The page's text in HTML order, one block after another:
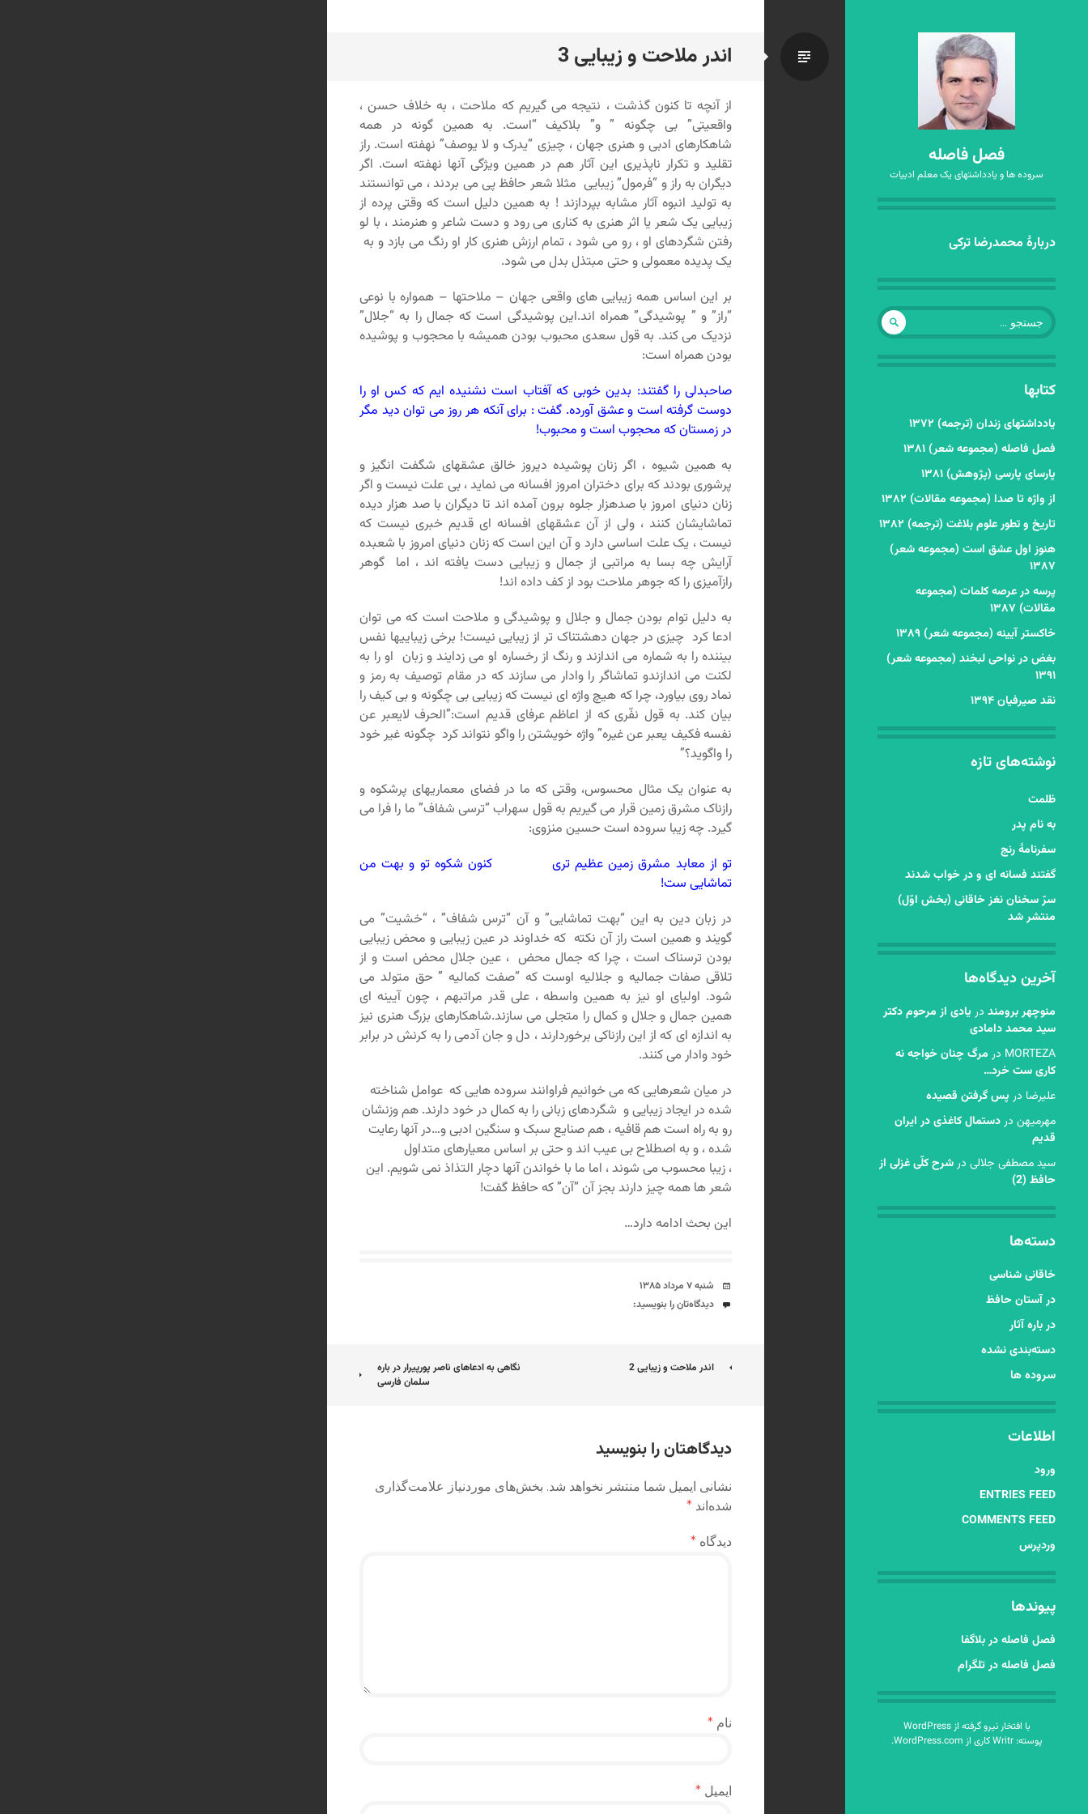
فصل فاصله
سروده ها و یادداشتهای یک معلم ادبیات
رفتن
نوشته‌ها
دربارهٔ محمدرضا ترکی
جستجو
برای:
کتابها
یادداشتهای زندان (ترجمه) ۱۳۷۲
فصل فاصله (مجموعه شعر) ۱۳۸۱
پارسای پارسی (پژوهش) ۱۳۸۱
از واژه تا صدا (مجموعه مقالات) ۱۳۸۲
تاریخ و تطور علوم بلاغت (ترجمه) ۱۳۸۲
هنوز اول عشق است (مجموعه شعر)
۱۳۸۷
پرسه در عرصه کلمات (مجموعه
مقالات) ۱۳۸۷
خاکستر آیینه (مجموعه شعر) ۱۳۸۹
بغض در نواحی لبخند (مجموعه شعر)
۱۳۹۱
نقد صیرفیان ۱۳۹۴
نوشته‌های تازه
ظلمت
به نام پدر
سفرنامۀ رنج
گفتند فسانه ای و در خواب شدند
سرّ سخنان نغز خاقانی (بخش اوّل)
منتشر شد
آخرین دیدگاه‌ها
منوچهر برومند در یادی از مرحوم دکتر
سید محمد دامادی
MORTEZA در مرگ چنان خواجه نه
کاری ست خرد…
عليرضا در پس گرفتن قصیده
مهرمیهن دردستمال کاغذی در ایران
قدیم
سید مصطفی جلالی درشرح کلّی غزلی از
حافظ (2)
دسته‌ها
خاقانی شناسی
در آستان حافظ
در باره آثار
دسته‌بندی نشده
سروده ها
اطلاعات
ورود
ENTRIES FEED
COMMENTS FEED
وردپرس
پیوندها
فصل فاصله در بلاگفا
فصل فاصله در تلگرام
با افتخار نیرو گرفته از WordPress
پوسته: Writr کاری از
WordPress.com
.
اندر ملاحت و زیبایی 3استاندارد
از آنچه تا کنون گذشت ، نتیجه می گیریم که ملاحت ، به خلاف حسن ،
واقعیتی” بی چگونه ” و” بلاکیف “است. به همین گونه در همه
شاهکارهای ادبی و هنری جهان ، چیزی “یدرک و لا یوصف” نهفته است. راز
تقلید و تکرار ناپذیری این آثار هم در همین ویژگی آنها نهفته است. اگر
دیگران به راز و “فرمول” زیبایی مثلا شعر حافظ پی می بردند ، می توانستند
به تولید انبوه آثار مشابه بپردازند ! به همین دلیل است که وقتی پرده از
زیبایی یک شعر یا اثر هنری به کناری می رود و دست شاعر و هنرمند ، با لو
رفتن شگردهای او ، رو می شود ، تمام ارزش هنری کار او رنگ می بازد و به
یک پدیده معمولی و حتی مبتذل بدل می شود.
بر این اساس همه زیبایی های واقعی جهان – ملاحتها – همواره با نوعی
“راز” و ” پوشیدگی” همراه اند.این پوشیدگی است که جمال را به “جلال”
نزدیک می کند. به قول سعدی محبوب بودن همیشه با محجوب و پوشیده
بودن همراه است:
صاحبدلی را گفتند: بدین خوبی که آفتاب است نشنیده ایم که کس او را
دوست گرفته است و عشق آورده. گفت : برای آنکه هر روز می توان دید مگر
در زمستان که محجوب است و محبوب!
به همین شیوه ، اگر زنان پوشیده دیروز خالق عشقهای شگفت انگیز و
پرشوری بودند که برای دختران امروز افسانه می نماید ، بی علت نیست و اگر
زنان دنیای امروز با صدهزار جلوه برون آمده اند تا دیگران با صد هزار دیده
تماشایشان کنند ، ولی از آن عشقهای افسانه ای قدیم خبری نیست که
نیست ، یک علت اساسی دارد و آن این است که زنان دنیای امروز با شعبده
آرایش چه بسا به مراتبی از جمال و زیبایی دست یافته اند ، اما گوهر
رازآمیزی را که جوهر ملاحت بود از کف داده اند!
به دلیل توام بودن جمال و جلال و پوشیدگی و ملاحت است که می توان
ادعا کرد چیزی در جهان دهشتناک تر از زیبایی نیست! برخی زیباییها نفس
بیننده را به شماره می اندازند و رنگ از رخساره او می زدایند و زبان او را به
لکنت می اندازندو تماشاگر را وادار می سازند که در مقام توصیف به رمز و
نماد روی بیاورد، چرا که هیچ واژه ای نیست که زیبایی بی چگونه و بی کیف را
بیان کند. به قول نفّری که از اعاظم عرفای قدیم است:”الحرف لایعبر عن
نفسه فکیف یعبر عن غیره” واژه خویشتن را واگو نتواند کرد چگونه غیر خود
را واگوید؟”
به عنوان یک مثال محسوس، وقتی که ما در فضای معماریهای پرشکوه و
رازناک مشرق زمین قرار می گیریم به قول سهراب “ترسی شفاف” ما را فرا می
گیرد. چه زیبا سروده است حسین منزوی:
تو از معابد مشرق زمین عظیم تری کنون شکوه تو و بهت من
تماشایی ست!
در زبان دین به این “بهت تماشایی” و آن “ترس شفاف” ، “خشیت” می
گویند و همین است راز آن نکته که خداوند در عین زیبایی و محض زیبایی
بودن ترسناک است ، چرا که جمال محض ، عین جلال محض است و از
تلاقی صفات جمالیه و جلالیه اوست که “صفت کمالیه ” حق متولد می
شود. اولیای او نیز به همین واسطه ، علی قدر مراتبهم ، چون آیینه ای
همین جمال و جلال و کمال را متجلی می سازند.شاهکارهای بزرگ هنری نیز
به اندازه ای که از این رازناکی برخوردارند ، دل و جان آدمی را به کرنش در برابر
خود وادار می کنند.
در میان شعرهایی که می خوانیم فراوانند سروده هایی که عوامل شناخته
شده در ایجاد زیبایی و شگردهای زبانی را به کمال در خود دارند. هم وزنشان
رو به راه است هم قافیه ، هم صنایع سبک و سنگین ادبی و…در آنها رعایت
شده ، و به اصطلاح بی عیب اند و حتی بر اساس معیارهای متداول
، زیبا محسوب می شوند ، اما ما با خواندن آنها دچار التذاذ نمی شویم. این
شعر ها همه چیز دارند بجز آن “آن” که حافظ گفت!
این بحث ادامه دارد…
تاریخ
شنبه ۷ مرداد ۱۳۸۵
دیدگاه‌ها
دیدگاه‌تان را بنویسید:
ناوبری
اندر ملاحت و زیبایی 2
نگاهی به ادعاهای ناصر پورپیرار در باره
سلمان فارسی
دیدگاهتان را بنویسید
نشانی ایمیل شما منتشر نخواهد شد. بخش‌های موردنیاز علامت‌گذاری
شده‌اند *
دیدگاه *
نام *
ایمیل *